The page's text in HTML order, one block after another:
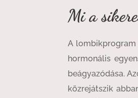
Mi a
A lombikprogram
hormonális
beágyazódása.
közrejátszik